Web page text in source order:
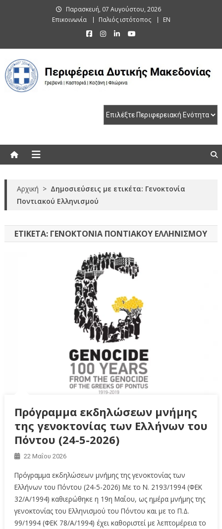
Παρασκευή, 07 Αυγούστου, 2026
Επικοινωνία
Παλιός ιστότοπος EN
Αρχική > Δημοσιεύσεις με ετικέτα: Γενοκτονία
Ποντιακού Ελληνισμού
ΕΤΙΚΈΤΑ: ΓΕΝΟΚΤΟΝΊΑ ΠΟΝΤΙΑΚΟΎ ΕΛΛΗΝΙΣΜΟΎ
Πρόγραμμα εκδηλώσεων μνήμης
της γενοκτονίας των Ελλήνων του
Πόντου (24-5-2026)
22 Μαΐου 2026
Πρόγραμμα εκδηλώσεων μνήμης της γενοκτονίας των
Ελλήνων του Πόντου (24-5-2026) Με το Ν. 2193/1994 (ΦΕΚ
32/Α/1994) καθιερώθηκε η 19η Μαΐου, ως ημέρα μνήμης της
γενοκτονίας του Ελληνισμού του Πόντου και με το Π.Δ.
99/1994 (ΦΕΚ 78/Α/1994) έχει καθοριστεί με λεπτομέρεια το